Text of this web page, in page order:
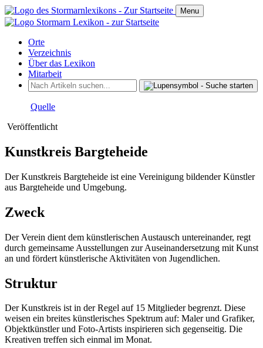
Menu
Orte
Verzeichnis
Über das Lexikon
Mitarbeit
Quelle
Veröffentlicht
Kunstkreis Bargteheide
Der Kunstkreis Bargteheide ist eine Vereinigung bildender Künstler
aus Bargteheide und Umgebung.
Zweck
Der Verein dient dem künstlerischen Austausch untereinander, regt
durch gemeinsame Ausstellungen zur Auseinandersetzung mit Kunst
an und fördert künstlerische Aktivitäten von Jugendlichen.
Struktur
Der Kunstkreis ist in der Regel auf 15 Mitglieder begrenzt. Diese
weisen ein breites künstlerisches Spektrum auf: Maler und Grafiker,
Objektkünstler und Foto-Artists inspirieren sich gegenseitig. Die
Kreativen treffen sich einmal im Monat.